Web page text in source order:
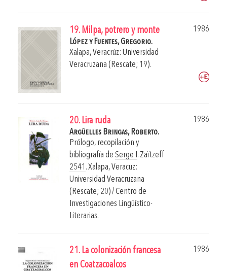
19. Milpa, potrero y monte
1986
López y Fuentes, Gregorio.
Xalapa, Veracrúz: Universidad
Veracruzana (Rescate; 19).
20. Lira ruda
1986
Argüelles Bringas, Roberto.
Prólogo, recopilación y
bibliografía de Serge I . Zaïtzeff
2541 .Xalapa, Veracuz:
Universidad Veracruzana
(Rescate; 20) / Centro de
Investigaciones Lingüístico-
Literarias.
21. La colonización francesa
en Coatzacoalcos
1986